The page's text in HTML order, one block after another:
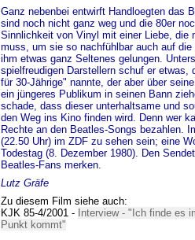
Ganz nebenbei entwirft Handloegten das
sind noch nicht ganz weg und die 80er
Sinnlichkeit von Vinyl mit einer Liebe, die
muss, um sie so nachfühlbar auch auf
ihm etwas ganz Seltenes gelungen.
spielfreudigen Darstellern schuf er etwas,
für 30-Jährige" nannte, der aber über
ein jüngeres Publikum in seinen Bann
schade, dass dieser unterhaltsame und
den Weg ins Kino finden wird. Denn wer
Rechte an den Beatles-Songs bezahlen.
(22.50 Uhr) im ZDF zu sehen sein; eine
Todestag (8. Dezember 1980). Den
Beatles-Fans merken.
Lutz Gräfe
Zu diesem Film siehe auch:
KJK 85-4/2001 - Interview - "Ich finde es
Punkt kommt"